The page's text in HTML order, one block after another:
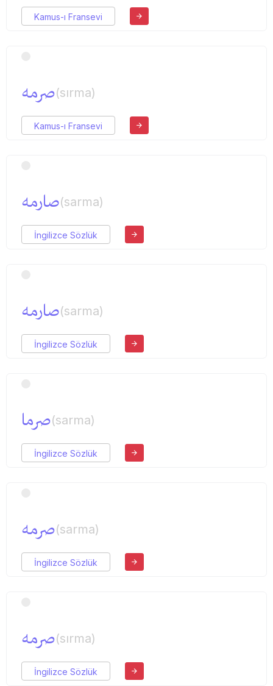
Kamus-ı Fransevi
صرمه(sırma)
Kamus-ı Fransevi
صارمه(sarma)
İngilizce Sözlük
صارمه(sarma)
İngilizce Sözlük
صرما(sarma)
İngilizce Sözlük
صرمه(sarma)
İngilizce Sözlük
صرمه(sırma)
İngilizce Sözlük